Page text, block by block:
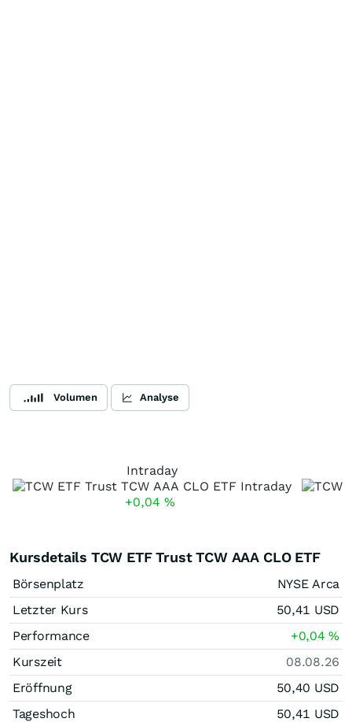
Volumen Analyse
Intraday
+0,04 %
Kursdetails TCW ETF Trust TCW AAA CLO ETF
Börsenplatz
NYSE Arca
Letzter Kurs
50,41 USD
Performance
+0,04%
Kurszeit
08.08.26
Eröffnung
50,40 USD
Tageshoch
50,41 USD